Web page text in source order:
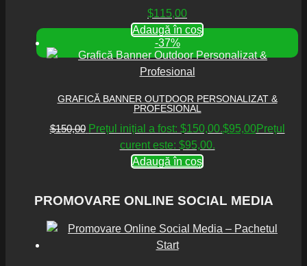
$115,00
Adaugă în coș
-37%
GRAFICĂ BANNER OUTDOOR PERSONALIZAT &
PROFESIONAL
$150,00 Prețul inițial a fost: $150,00.$95,00Prețul
curent este: $95,00.
Adaugă în coș
PROMOVARE ONLINE SOCIAL MEDIA